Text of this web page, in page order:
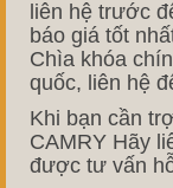
liên hệ trước
báo giá tốt
Chìa khóa
quốc, liên hệ
Khi bạn cần
CAMRY Hãy
được tư vấn